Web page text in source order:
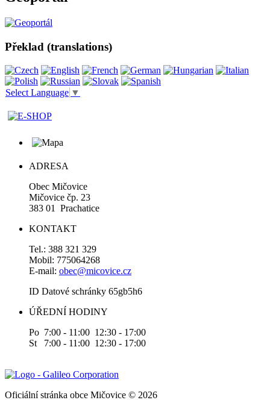
Překlad (translations)
Select Language ▼
ADRESA
Obec Mičovice
Mičovice čp. 23
383 01 Prachatice
KONTAKT
Tel.: 388 321 329
Mobil: 775064268
E-mail: obec@micovice.cz
ID Datové schránky 65gb5h6
ÚŘEDNÍ HODINY
Po 7:00 - 11:00 12:30 - 17:00
St 7:00 - 11:00 12:30 - 17:00
Oficiální stránka obce Mičovice © 2026